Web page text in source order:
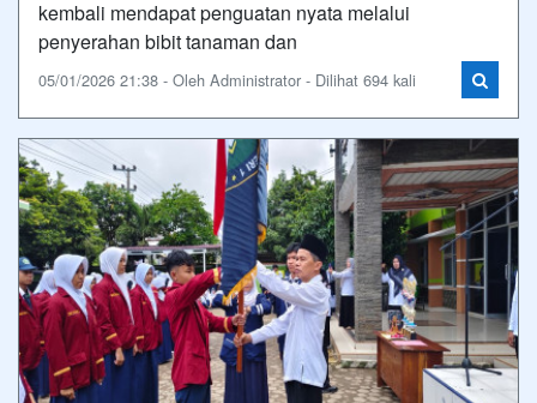
kembali mendapat penguatan nyata melalui
penyerahan bibit tanaman dan
05/01/2026 21:38 - Oleh Administrator - Dilihat 694 kali